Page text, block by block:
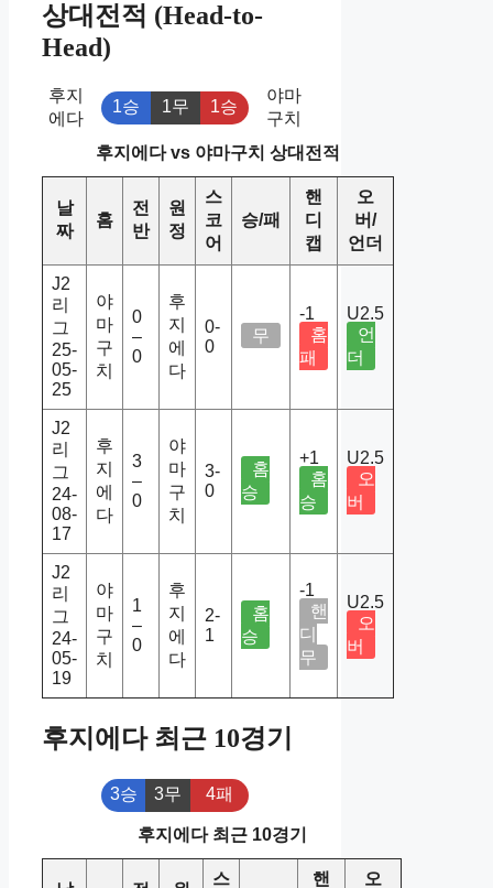
상대전적 (Head-to-
Head)
후지
에다
1승 1무 1승
야마
구치
후지에다 vs 야마구치 상대전적
날
짜
홈
전
반
원
정
스
코
어
승/패
핸
디
캡
오
버/
언더
J2
리
그
25-
05-
25
야
마
구
치
0
–
0
후
지
에
다
0-
0
무
-1
홈
패
U2.5
언
더
J2
리
그
24-
08-
17
후
지
에
다
3
–
0
야
마
구
치
3-
0
홈
승
+1
홈
승
U2.5
오
버
J2
리
그
24-
05-
19
야
마
구
치
1
–
0
후
지
에
다
2-
1
홈
승
-1
핸
디
무
U2.5
오
버
후지에다 최근 10경기
3승 3무 4패
후지에다 최근 10경기
스
핸
오